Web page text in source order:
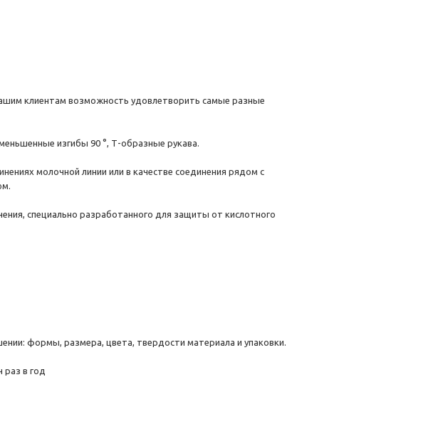
клиентам возможность удовлетворить самые разные
изгибы 90 °, Т-образные рукава.
молочной линии или в качестве соединения рядом с
специально разработанного для защиты от кислотного
формы, размера, цвета, твердости материала и упаковки.
в год